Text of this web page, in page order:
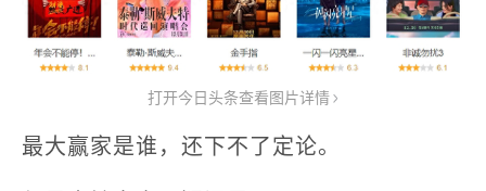
打开今日头条查看图片详情
最大赢家是谁，还下不了定论。